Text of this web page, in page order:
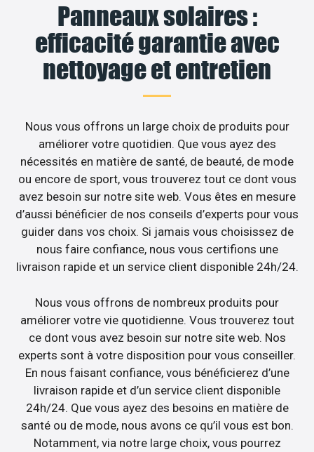
Panneaux solaires :
efficacité garantie avec
nettoyage et entretien
Nous vous offrons un large choix de produits pour
améliorer votre quotidien. Que vous ayez des
nécessités en matière de santé, de beauté, de mode
ou encore de sport, vous trouverez tout ce dont vous
avez besoin sur notre site web. Vous êtes en mesure
d’aussi bénéficier de nos conseils d’experts pour vous
guider dans vos choix. Si jamais vous choisissez de
nous faire confiance, nous vous certifions une
livraison rapide et un service client disponible 24h/24.
Nous vous offrons de nombreux produits pour
améliorer votre vie quotidienne. Vous trouverez tout
ce dont vous avez besoin sur notre site web. Nos
experts sont à votre disposition pour vous conseiller.
En nous faisant confiance, vous bénéficierez d’une
livraison rapide et d’un service client disponible
24h/24. Que vous ayez des besoins en matière de
santé ou de mode, nous avons ce qu’il vous est bon.
Notamment, via notre large choix, vous pourrez